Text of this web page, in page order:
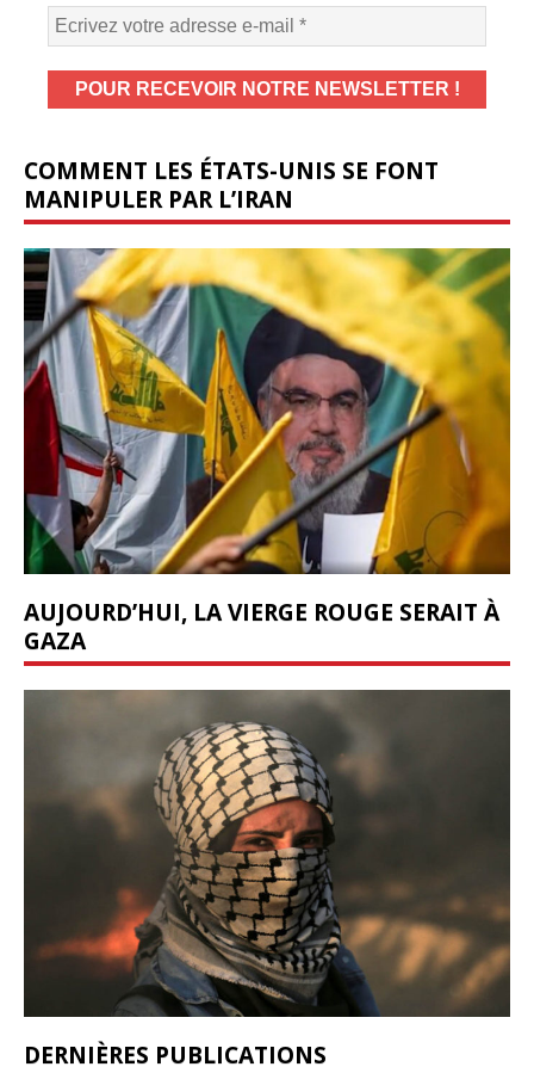
COMMENT LES ÉTATS-UNIS SE FONT
MANIPULER PAR L’IRAN
AUJOURD’HUI, LA VIERGE ROUGE SERAIT À
GAZA
DERNIÈRES PUBLICATIONS